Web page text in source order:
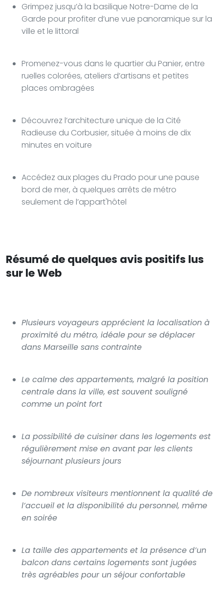
Grimpez jusqu’à la basilique Notre-Dame de la
Garde pour profiter d’une vue panoramique sur la
ville et le littoral
Promenez-vous dans le quartier du Panier, entre
ruelles colorées, ateliers d’artisans et petites
places ombragées
Découvrez l’architecture unique de la Cité
Radieuse du Corbusier, située à moins de dix
minutes en voiture
Accédez aux plages du Prado pour une pause
bord de mer, à quelques arrêts de métro
seulement de l’appart'hôtel
Résumé de quelques avis positifs lus
sur le Web
Plusieurs voyageurs apprécient la localisation à
proximité du métro, idéale pour se déplacer
dans Marseille sans contrainte
Le calme des appartements, malgré la position
centrale dans la ville, est souvent souligné
comme un point fort
La possibilité de cuisiner dans les logements est
régulièrement mise en avant par les clients
séjournant plusieurs jours
De nombreux visiteurs mentionnent la qualité de
l’accueil et la disponibilité du personnel, même
en soirée
La taille des appartements et la présence d’un
balcon dans certains logements sont jugées
très agréables pour un séjour confortable